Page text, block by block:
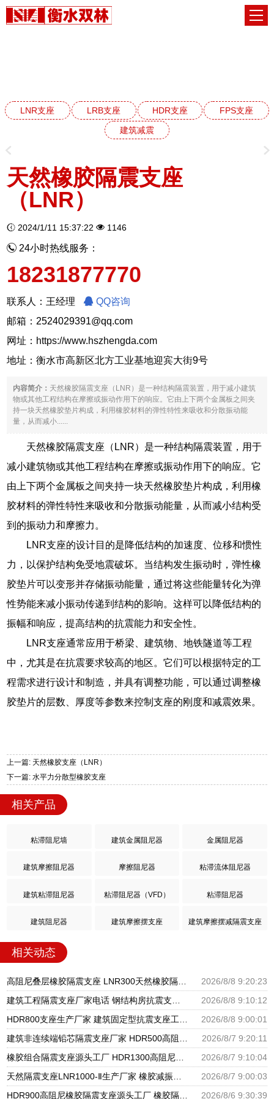
LNR支座 LRB支座 HDR支座
FPS支座
建筑减震
天然橡胶隔震支座
（LNR）
2024/1/11 15:37:22 1146
24小时热线服务：
18231877770
联系人：王经理
QQ咨询
邮箱：2524029391@qq.com
网址： https://www.hszhengda.com
地址：衡水市高新区北方工业基地迎宾大街9号
内容简介： 天然橡胶隔震支座（LNR）是一种结构隔震装置，用于减小建筑
物或其他工程结构在摩擦或振动作用下的响应。它由上下两个金属板之间夹
持一块天然橡胶垫片构成，利用橡胶材料的弹性特性来吸收和分散振动能
量，从而减小......
天然橡胶隔震支座（LNR）是一种结构隔震装置，用于
减小建筑物或其他工程结构在摩擦或振动作用下的响应。它
由上下两个金属板之间夹持一块天然橡胶垫片构成，利用橡
胶材料的弹性特性来吸收和分散振动能量，从而减小结构受
到的振动力和摩擦力。
LNR支座的设计目的是降低结构的加速度、位移和惯性
力，以保护结构免受地震破坏。当结构发生振动时，弹性橡
胶垫片可以变形并存储振动能量，通过将这些能量转化为弹
性势能来减小振动传递到结构的影响。这样可以降低结构的
振幅和响应，提高结构的抗震能力和安全性。
LNR支座通常应用于桥梁、建筑物、地铁隧道等工程
中，尤其是在抗震要求较高的地区。它们可以根据特定的工
程需求进行设计和制造，并具有调整功能，可以通过调整橡
胶垫片的层数、厚度等参数来控制支座的刚度和减震效果。
上一篇: 天然橡胶支座（LNR）
下一篇: 水平力分散型橡胶支座
相关产品
粘滞阻尼墙 建筑金属阻尼器 金属阻尼器
建筑摩擦阻尼器 摩擦阻尼器 粘滞流体阻尼器
建筑粘滞阻尼器 粘滞阻尼器（VFD） 粘滞阻尼器
建筑阻尼器 建筑摩擦摆支座 建筑摩擦摆减隔震支座
相关动态
2026/8/8 9:20:23
2026/8/8 9:10:12
2026/8/8 9:00:01
2026/8/7 9:20:11
2026/8/7 9:10:04
2026/8/7 9:00:03
2026/8/6 9:30:39